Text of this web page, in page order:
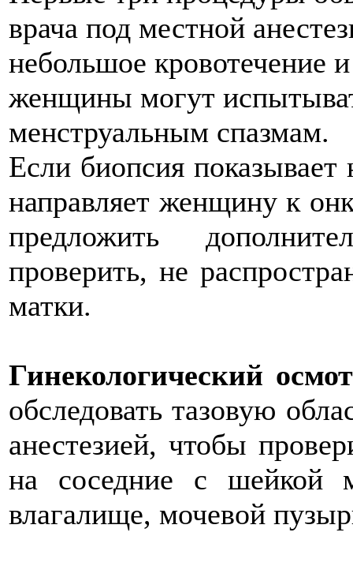
врача под местной
небольшое кровотечение
женщины могут
менструальным спазмам.
Если биопсия
направляет женщину к
предложить
проверить, не
матки.
Гинекологический
обследовать тазовую
анестезией, чтобы
на соседние с шейкой
влагалище, мочевой